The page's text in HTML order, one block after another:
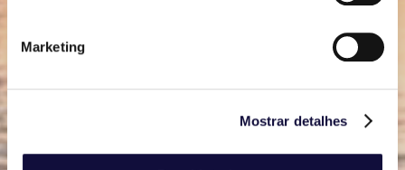
Marketing
Mostrar detalhes